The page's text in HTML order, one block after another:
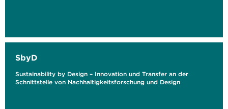
SbyD
Sustainability by Design – Innovation und Transfer an der
Schnittstelle von Nachhaltigkeitsforschung und Design